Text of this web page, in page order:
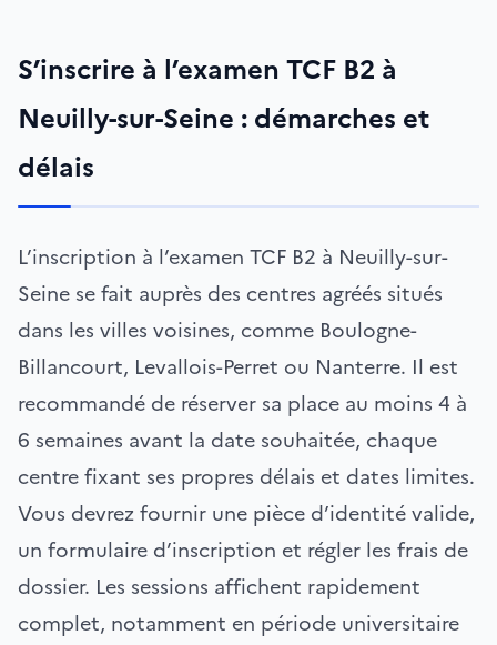
S’inscrire à l’examen TCF B2 à
Neuilly-sur-Seine : démarches et
délais
L’inscription à l’examen TCF B2 à Neuilly-sur-
Seine se fait auprès des centres agréés situés
dans les villes voisines, comme Boulogne-
Billancourt, Levallois-Perret ou Nanterre. Il est
recommandé de réserver sa place au moins 4 à
6 semaines avant la date souhaitée, chaque
centre fixant ses propres délais et dates limites.
Vous devrez fournir une pièce d’identité valide,
un formulaire d’inscription et régler les frais de
dossier. Les sessions affichent rapidement
complet, notamment en période universitaire